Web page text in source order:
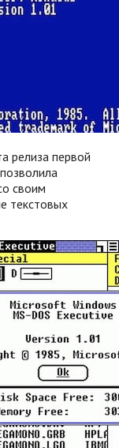
релиза первой
своим
текстовых